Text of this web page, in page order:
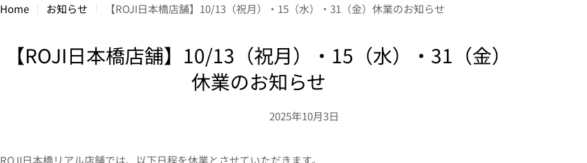
Home お知らせ 【ROJI日本橋店舗】10/13（祝月）・15（水）・31（金）休業のお知らせ
【ROJI日本橋店舗】10/13（祝月）・15（水）・31（金）
休業のお知らせ
2025年10月3日
ROJI日本橋リアル店舗では、以下日程を休業とさせていただきます。